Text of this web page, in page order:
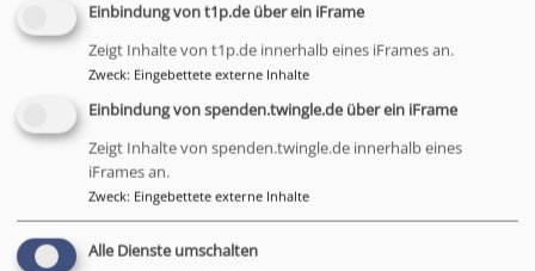
Tageslosung
Jauchze, du Tochter Zion! Frohlocke, Israel! Freue
dich und sei fröhlich von ganzem Herzen, du
Tochter Jerusalem! Denn der HERR hat deine Strafe
weggenommen.
Zefanja 3,14-15
Einbindung von t1p.de über ein iFrame
Zeigt Inhalte von t1p.de innerhalb eines iFrames an.
Zweck: Eingebettete externe Inhalte
Einbindung von spenden.twingle.de über ein iFrame
Zeigt Inhalte von spenden.twingle.de innerhalb eines
iFrames an.
Zweck: Eingebettete externe Inhalte
Alle Dienste umschalten